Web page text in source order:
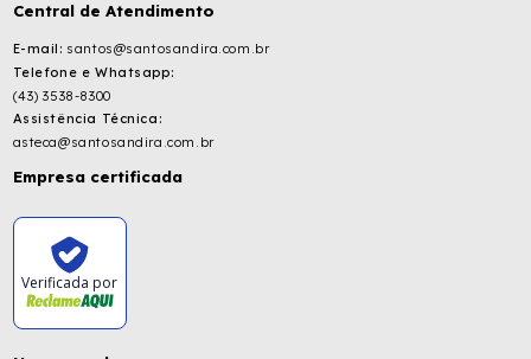
Central de Atendimento
E-mail: santos@santosandira.com.br
Telefone e Whatsapp:
(43) 3538-8300
Assistência Técnica:
asteca@santosandira.com.br
Empresa certificada
Verificada por